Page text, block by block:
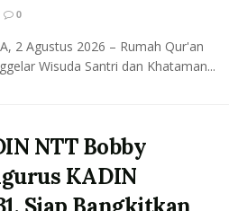
0
2 Agustus 2026 – Rumah Qur'an
Wisuda Santri dan Khataman...
NTT Bobby
KADIN